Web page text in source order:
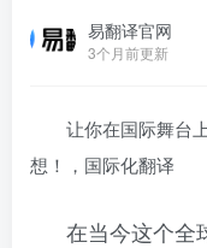
易翻译官网
3个月前更新
让你在国际舞台
想！，国际化翻译
在当今这个全